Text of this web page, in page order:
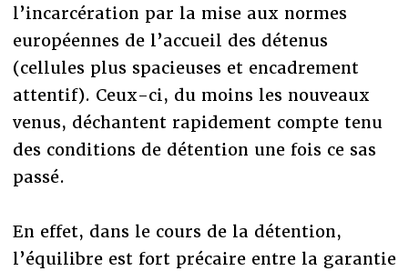
l’incarcération par la mise aux normes
européennes de l’accueil des détenus
(cellules plus spacieuses et encadrement
attentif). Ceux-ci, du moins les nouveaux
venus, déchantent rapidement compte tenu
des conditions de détention une fois ce sas
passé.
En effet, dans le cours de la détention,
l’équilibre est fort précaire entre la garantie